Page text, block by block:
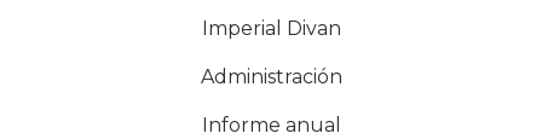
Imperial Divan
Administración
Informe anual